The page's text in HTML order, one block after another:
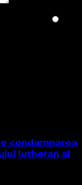
condamnarea
lutheran al